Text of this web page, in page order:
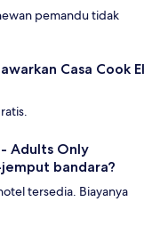
pemandu tidak
Casa Cook El
- Adults Only
bandara?
tersedia. Biayanya